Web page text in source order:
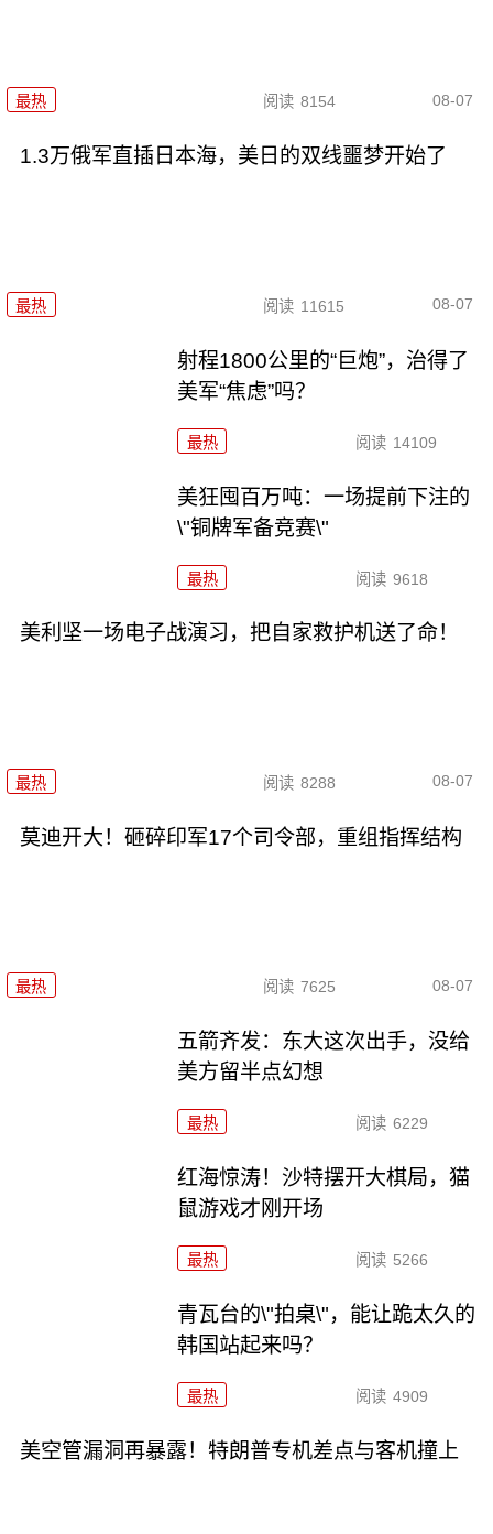
最热 阅读 8154 08-07
1.3万俄军直插日本海，美日的双线噩梦开始了
最热 阅读 11615 08-07
射程1800公里的“巨炮”，治得了
美军“焦虑”吗？
最热 阅读 14109
美狂囤百万吨：一场提前下注的
\"铜牌军备竞赛\"
最热 阅读 9618
美利坚一场电子战演习，把自家救护机送了命！
最热 阅读 8288 08-07
莫迪开大！砸碎印军17个司令部，重组指挥结构
最热 阅读 7625 08-07
五箭齐发：东大这次出手，没给
美方留半点幻想
最热 阅读 6229
红海惊涛！沙特摆开大棋局，猫
鼠游戏才刚开场
最热 阅读 5266
青瓦台的\"拍桌\"，能让跪太久的
韩国站起来吗？
最热 阅读 4909
美空管漏洞再暴露！特朗普专机差点与客机撞上